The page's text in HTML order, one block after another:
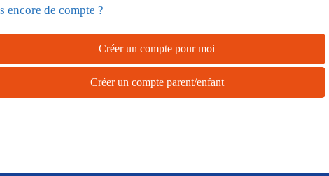
encore de compte ?
Créer un compte pour moi
Créer un compte parent/enfant